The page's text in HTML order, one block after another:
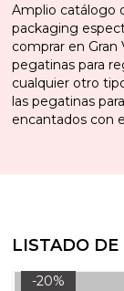
Amplio catálogo
packaging
comprar en Gran
pegatinas para
cualquier otro
las pegatinas
encantados con
LISTADO DE
-20%